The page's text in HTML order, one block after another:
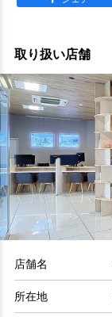
取り扱い店舗
店舗名
所在地